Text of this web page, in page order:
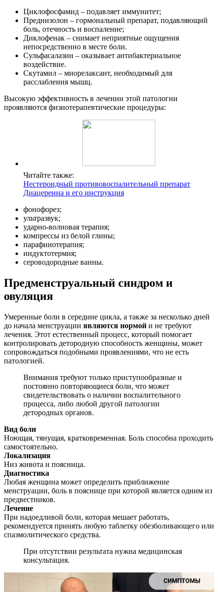
Циклофосфамид – подавляет иммунитет;
Преднизолон – гормональный препарат, подавляющий
боль, отечность и воспаление;
Диклофенак – снимает неприятные ощущения
непосредственно в месте боли.
Сульфасалазин – оказывает антибактериальное
воздействие.
Скутамил – миорелаксант, необходимый для
расслабления мышц.
Высокую эффективность в лечении этой патологии
проявляются физиотерапевтические процедуры:
Читайте также:
Нестероидный противовоспалительный препарат
Диацереина и его инструкция
фонофорез;
ультразвук;
ударно-волновая терапия;
компрессы из белой глины;
парафинотерапия;
индуктотермия;
сероводородные ванны.
Предменструальный синдром и
овуляция
Умеренные боли в середине цикла, а также за несколько дней
до начала менструации являются нормой и не требуют
лечения. Этот естественный процесс, который помогает
контролировать детородную способность женщины, может
сопровождаться подобными проявлениями, что не есть
патологией.
Внимания требуют только приступообразные и
постоянно повторяющиеся боли, что может
свидетельствовать о наличии воспалительного
процесса, либо любой другой патологии
детородных органов.
Вид боли
Ноющая, тянущая, кратковременная. Боль способна проходить
самостоятельно.
Локализация
Низ живота и поясница.
Диагностика
Любая женщина может определить приближение
менструации, боль в пояснице при которой является одним из
предвестников.
Лечение
При надоедливой боли, которая мешает работать,
рекомендуется принять любую таблетку обезболивающего или
спазмолитического средства.
При отсутствии результата нужна медицинская
консультация.